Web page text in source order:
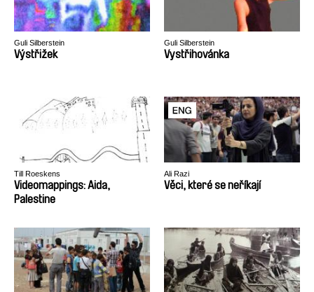
Guli Silberstein
Výstřižek
Guli Silberstein
Vystřihovánka
Till Roeskens
Videomappings: Aida,
Palestine
Ali Razi
Věci, které se neříkají